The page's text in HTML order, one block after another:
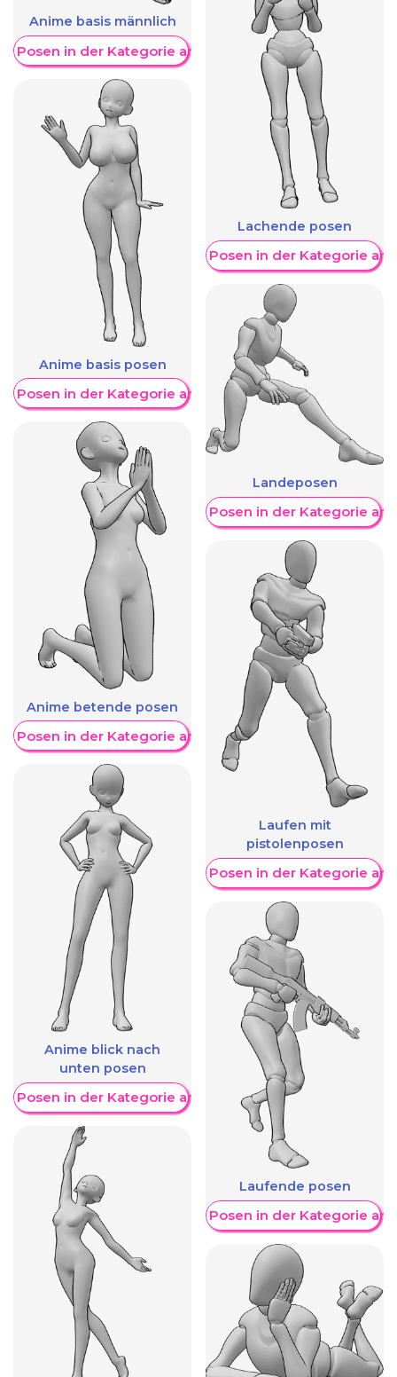
Anime basis männlich
Posen in der Kategorie anzeigen
Anime basis posen
Posen in der Kategorie anzeigen
Anime betende posen
Posen in der Kategorie anzeigen
Anime blick nach
unten posen
Posen in der Kategorie anzeigen
Lachende posen
Weitere Posen in der Kategorie
Landeposen
Weitere Posen in der Kategorie
Laufen mit
pistolenposen
Weitere Posen in der Kategorie
Laufende posen
Weitere Posen in der Kategorie